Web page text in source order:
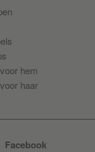
hem
haar
Facebook